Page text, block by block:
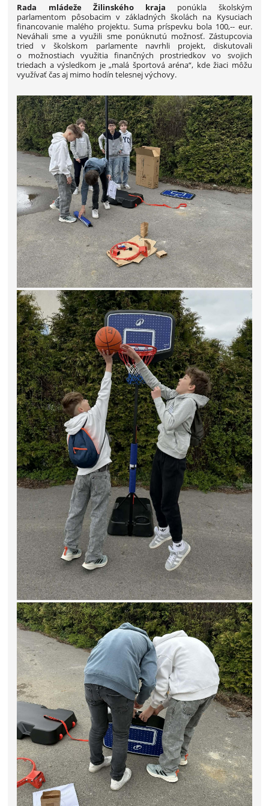
Rada mládeže Žilinského kraja ponúkla školským
parlamentom pôsobacim v základných školách na Kysuciach
financovanie malého projektu. Suma príspevku bola 100,-- eur.
Neváhali sme a využili sme ponúknutú možnosť. Zástupcovia
tried v školskom parlamente navrhli projekt, diskutovali
o možnostiach využitia finančných prostriedkov vo svojich
triedach a výsledkom je „malá športová aréna“, kde žiaci môžu
využívať čas aj mimo hodín telesnej výchovy.